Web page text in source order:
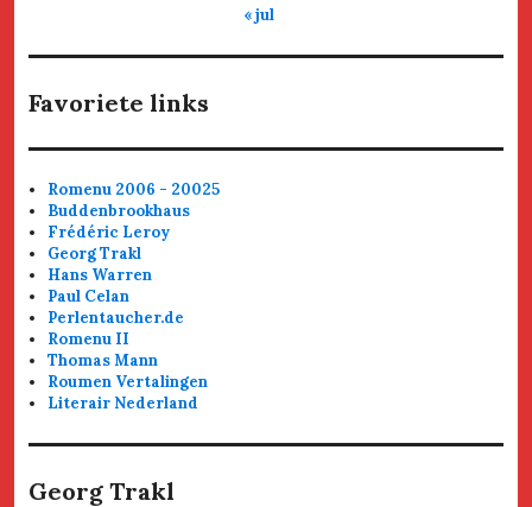
« jul
Favoriete links
Romenu 2006 - 20025
Buddenbrookhaus
Frédéric Leroy
Georg Trakl
Hans Warren
Paul Celan
Perlentaucher.de
Romenu II
Thomas Mann
Roumen Vertalingen
Literair Nederland
Georg Trakl